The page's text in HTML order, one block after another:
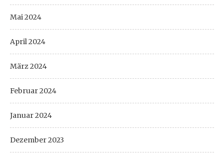
Mai 2024
April 2024
März 2024
Februar 2024
Januar 2024
Dezember 2023